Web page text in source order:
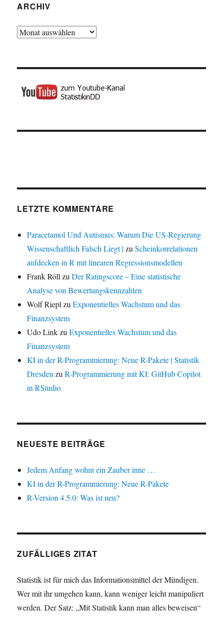
ARCHIV
Archiv
LETZTE KOMMENTARE
Paracetamol Und Autismus: Warum Die US-Regierung
Wissenschaftlich Falsch Liegt |zuScheinkorrelationen
aufdecken in R mit linearen Regressionsmodellen
Frank Röll zuDer Ratingscore – Eine statistische
Analyse von Bewertungskennzahlen
Wolf Riepl zuExponentielles Wachstum und das
Finanzsystem
Udo LinkzuExponentielles Wachstum und das
Finanzsystem
KI in der R-Programmierung: Neue R-Pakete | Statistik
Dresden zuR-Programmierung mit KI: GitHub Copilot
in RStudio
NEUESTE BEITRÄGE
Jedem Anfang wohnt ein Zauber inne …
KI in der R-Programmierung: Neue R-Pakete
R-Version 4.5.0: Was ist neu?
ZUFÄLLIGES ZITAT
Statistik ist für mich das Informationsmittel der Mündigen.
Wer mit ihr umgehen kann, kann weniger leicht manipuliert
werden. Der Satz: „Mit Statistik kann man alles beweisen“